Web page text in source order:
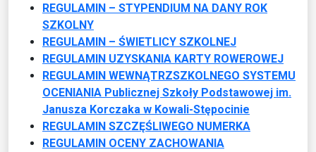
REGULAMIN – STYPENDIUM NA DANY ROK
SZKOLNY
REGULAMIN – ŚWIETLICY SZKOLNEJ
REGULAMIN UZYSKANIA KARTY ROWEROWEJ
REGULAMIN WEWNĄTRZSZKOLNEGO SYSTEMU
OCENIANIA Publicznej Szkoły Podstawowej im.
Janusza Korczaka w Kowali-Stępocinie
REGULAMIN SZCZĘŚLIWEGO NUMERKA
REGULAMIN OCENY ZACHOWANIA